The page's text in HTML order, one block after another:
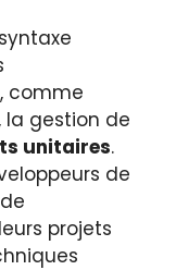
comme
la gestion de
unitaires.
de
projets